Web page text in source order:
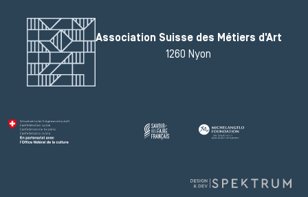
Association Suisse des Métiers d'Art
1260 Nyon